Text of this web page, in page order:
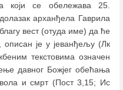
који се обележава 25.
арханђела Гаврила
вест (отуда име) да ће
описан је у јеванђељу (Лк
текстовима означен
давног Божјег обећања
и смрт (Пост 3,15; Ис